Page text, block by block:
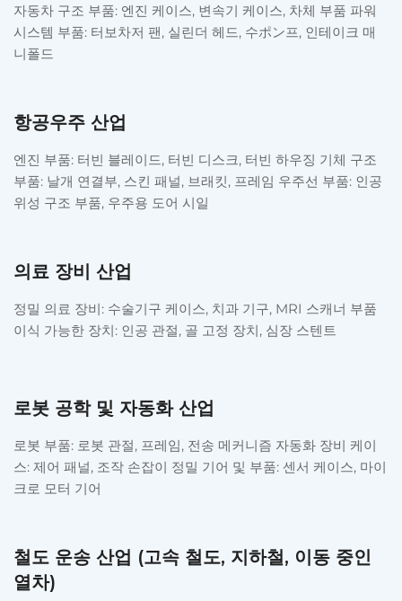
자동차 구조 부품: 엔진 케이스, 변속기 케이스, 차체 부품 파워
시스템 부품: 터보차저 팬, 실린더 헤드, 수ポン프, 인테이크 매
니폴드
항공우주 산업
엔진 부품: 터빈 블레이드, 터빈 디스크, 터빈 하우징 기체 구조
부품: 날개 연결부, 스킨 패널, 브래킷, 프레임 우주선 부품: 인공
위성 구조 부품, 우주용 도어 시일
의료 장비 산업
정밀 의료 장비: 수술기구 케이스, 치과 기구, MRI 스캐너 부품
이식 가능한 장치: 인공 관절, 골 고정 장치, 심장 스텐트
로봇 공학 및 자동화 산업
로봇 부품: 로봇 관절, 프레임, 전송 메커니즘 자동화 장비 케이
스: 제어 패널, 조작 손잡이 정밀 기어 및 부품: 센서 케이스, 마이
크로 모터 기어
철도 운송 산업 (고속 철도, 지하철, 이동 중인
열차)